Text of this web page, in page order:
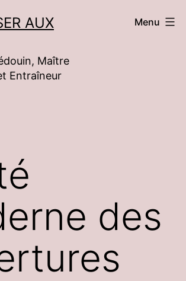
AUX
Maître
Entraîneur
Menu
des